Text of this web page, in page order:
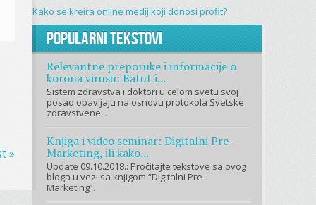
»
Kako se kreira online medij koji donosi profit?
Popularni tekstovi
Relevantne preporuke i informacije o
korona virusu: Batut i...
Sistem zdravstva i doktori u celom svetu svoj
posao obavljaju na osnovu protokola Svetske
zdravstvene...
Knjiga i video seminar: Digitalni Pre-
Marketing, ili kako...
Update 09.10.2018.: Pročitajte tekstove sa ovog
bloga u vezi sa knjigom “Digitalni Pre-
Marketing”.